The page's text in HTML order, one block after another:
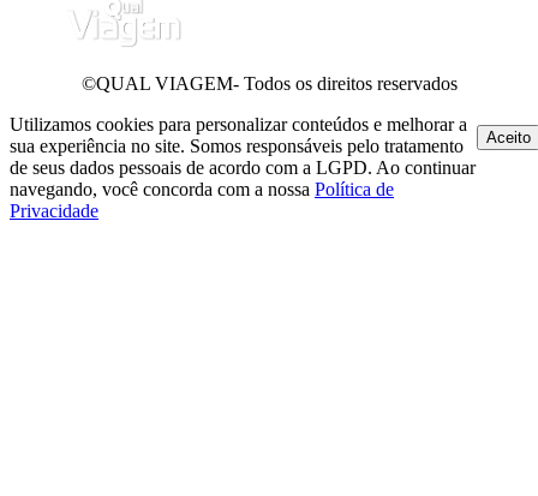
©QUAL VIAGEM- Todos os direitos reservados
Utilizamos cookies para personalizar conteúdos e melhorar a
sua experiência no site. Somos responsáveis pelo tratamento
de seus dados pessoais de acordo com a LGPD. Ao continuar
navegando, você concorda com a nossa Política de
Privacidade
Aceito